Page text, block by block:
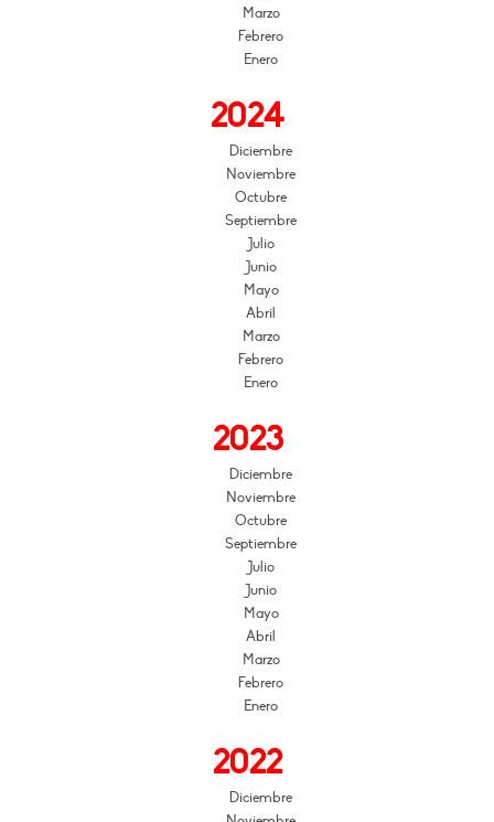
Marzo
Febrero
Enero
2024
Diciembre
Noviembre
Octubre
Septiembre
Julio
Junio
Mayo
Abril
Marzo
Febrero
Enero
2023
Diciembre
Noviembre
Octubre
Septiembre
Julio
Junio
Mayo
Abril
Marzo
Febrero
Enero
2022
Diciembre